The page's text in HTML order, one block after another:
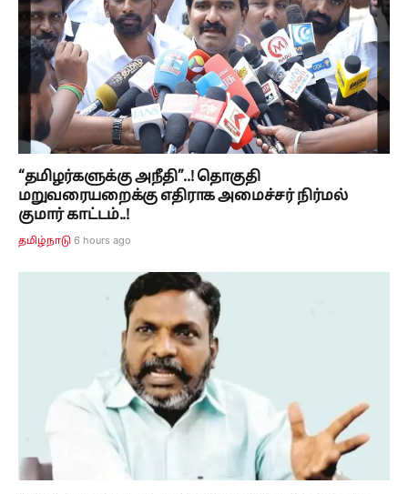
“தமிழர்களுக்கு அநீதி”..! தொகுதி
மறுவரையறைக்கு எதிராக அமைச்சர் நிர்மல்
குமார் காட்டம்..!
தமிழ்நாடு 6 hours ago